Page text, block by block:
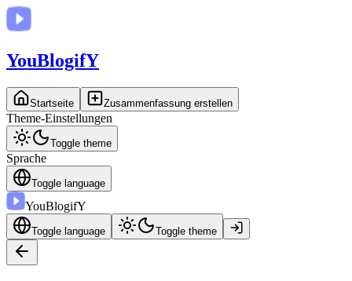
YouBlogifY
Startseite Zusammenfassung erstellen
Theme-Einstellungen
Toggle theme
Sprache
Toggle language
YouBlogifY
Toggle language Toggle theme